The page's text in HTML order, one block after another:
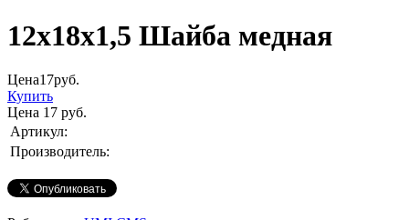
12х18х1,5 Шайба медная
Цена17руб.
Купить
Цена 17 руб.
Артикул:
Производитель: